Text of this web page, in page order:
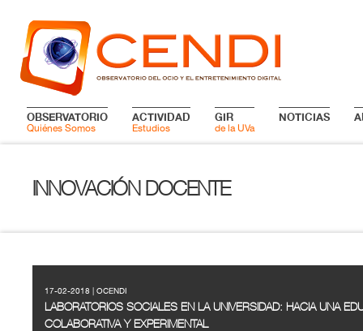
OBSERVATORIO
Quiénes Somos
ACTIVIDAD
Estudios
GIR
de la UVa
NOTICIAS
INNOVACIÓN DOCENTE
17-02-2018 | OCENDI
LABORATORIOS SOCIALES EN LA UNIVERSIDAD: HACIA UNA
COLABORATIVA Y EXPERIMENTAL